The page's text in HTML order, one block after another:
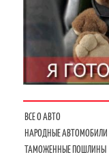
ВСЕ О АВТО
НАРОДНЫЕ АВТОМОБИЛИ
ТАМОЖЕННЫЕ ПОШЛИНЫ